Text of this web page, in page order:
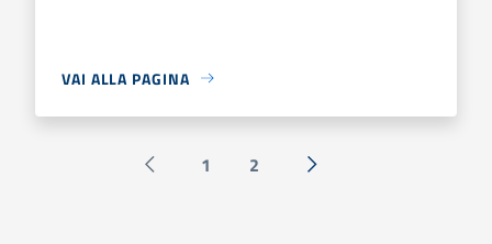
VAI ALLA PAGINA
Pagina precedente
1 2 Successiva »